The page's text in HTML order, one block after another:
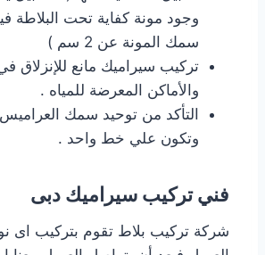
وجود مونة كفاية تحت البلاطة
سمك المونة عن 2 سم )
تركيب سيراميك مانع للإنزلاق
والأماكن المعرضة للمياه .
التأكد من توحيد سمك
وتكون علي خط واحد .
فني تركيب سيراميك دبى
شركة تركيب بلاط تقوم بتركيب اى